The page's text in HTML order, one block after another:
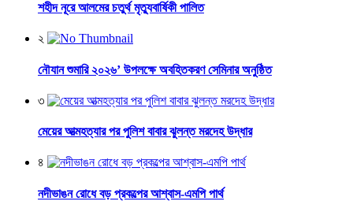
শহীদ নূরে আলমের চতুর্থ মৃত্যুবার্ষিকী পালিত
২
নৌযান শুমারি ২০২৬’ উপলক্ষে অবহিতকরণ সেমিনার অনুষ্ঠিত
৩
মেয়ের আত্মহত্যার পর পুলিশ বাবার ঝুলন্ত মরদেহ উদ্ধার
৪
নদীভাঙন রোধে বড় প্রকল্পের আশ্বাস-এমপি পার্থ